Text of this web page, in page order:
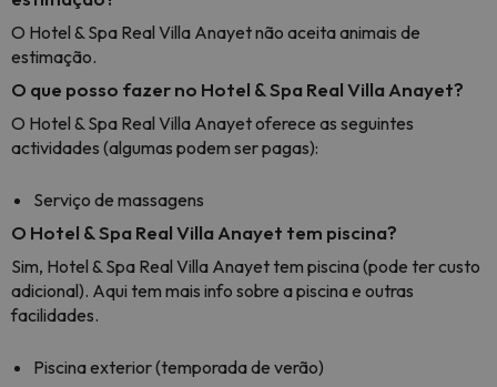
O Hotel & Spa Real Villa Anayet não aceita animais de
estimação.
O que posso fazer no Hotel & Spa Real Villa Anayet?
O Hotel & Spa Real Villa Anayet oferece as seguintes
actividades (algumas podem ser pagas):
Serviço de massagens
O Hotel & Spa Real Villa Anayet tem piscina?
Sim, Hotel & Spa Real Villa Anayet tem piscina (pode ter custo
adicional). Aqui tem mais info sobre a piscina e outras
facilidades.
Piscina exterior (temporada de verão)